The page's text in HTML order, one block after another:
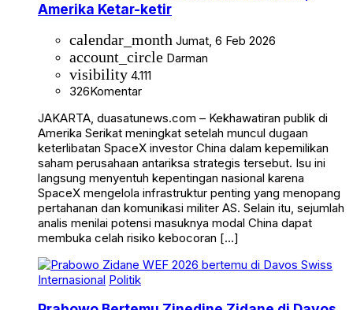
Amerika Ketar-ketir
calendar_month Jumat, 6 Feb 2026
account_circle Darman
visibility 4.111
326Komentar
JAKARTA, duasatunews.com – Kekhawatiran publik di
Amerika Serikat meningkat setelah muncul dugaan
keterlibatan SpaceX investor China dalam kepemilikan
saham perusahaan antariksa strategis tersebut. Isu ini
langsung menyentuh kepentingan nasional karena
SpaceX mengelola infrastruktur penting yang menopang
pertahanan dan komunikasi militer AS. Selain itu, sejumlah
analis menilai potensi masuknya modal China dapat
membuka celah risiko kebocoran […]
Internasional Politik